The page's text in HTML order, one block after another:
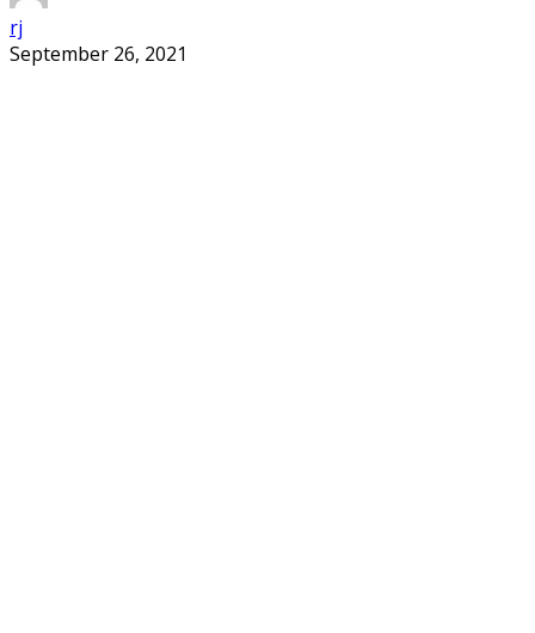
rj
September 26, 2021